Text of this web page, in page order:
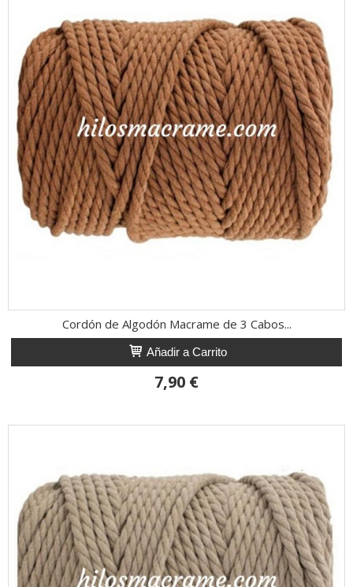
Cordón de Algodón Macrame de 3 Cabos...
Añadir a Carrito
7,90 €